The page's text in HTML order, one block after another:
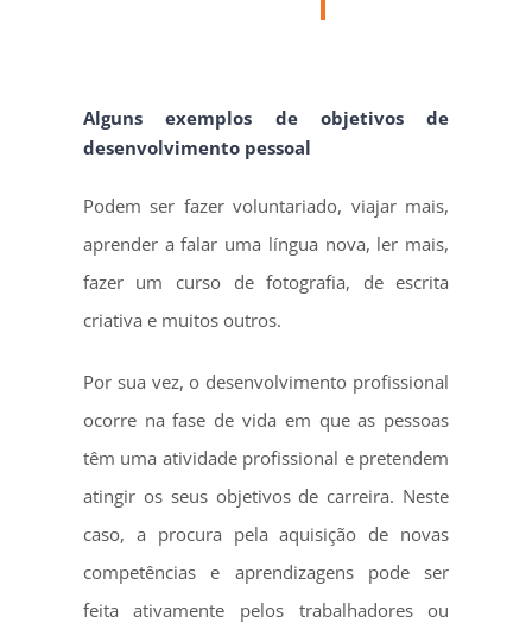
Alguns exemplos de objetivos de
desenvolvimento pessoal
Podem ser fazer voluntariado, viajar mais,
aprender a falar uma língua nova, ler mais,
fazer um curso de fotografia, de escrita
criativa e muitos outros.
Por sua vez, o desenvolvimento profissional
ocorre na fase de vida em que as pessoas
têm uma atividade profissional e pretendem
atingir os seus objetivos de carreira. Neste
caso, a procura pela aquisição de novas
competências e aprendizagens pode ser
feita ativamente pelos trabalhadores ou